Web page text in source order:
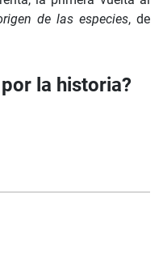
de las especies, de
la historia?